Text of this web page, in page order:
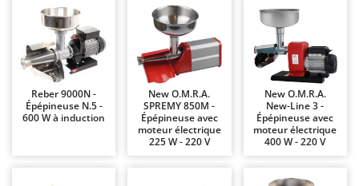
Barbecues
Bennes pour tracteur
Brosses pour sols extérieurs
Brouettes à moteur
Broyeurs à axe horizontal pour tracteur
Broyeurs de branches et végétaux
Ardes
Argo
Ariete
Artus
Attila
Reber 9000N -
Épépineuse N.5 -
600 W à induction
New O.M.R.A.
SPREMY 850M -
Épépineuse avec
moteur électrique
225 W - 220 V
New O.M.R.A.
New-Line 3 -
Épépineuse avec
moteur électrique
400 W - 220 V